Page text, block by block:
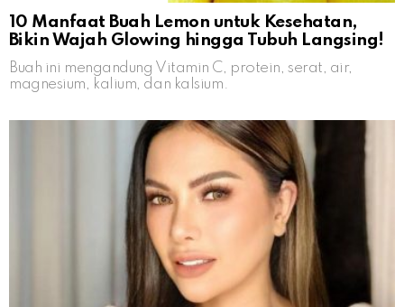
10 Manfaat Buah Lemon untuk Kesehatan,
Bikin Wajah Glowing hingga Tubuh Langsing!
Buah ini mengandung Vitamin C, protein, serat, air,
magnesium, kalium, dan kalsium.